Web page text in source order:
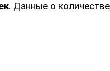
. Данные о количестве